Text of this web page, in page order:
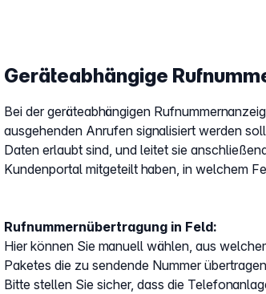
​Geräteabhängige
Bei der geräteabhängigen
ausgehenden Anrufen signalisiert werden
Daten erlaubt sind, und leitet sie
Kundenportal mitgeteilt haben, in welchem
Rufnummernübertragung in Feld:
Hier können Sie manuell wählen, aus
Paketes die zu sendende Nummer
Bitte stellen Sie sicher, dass die